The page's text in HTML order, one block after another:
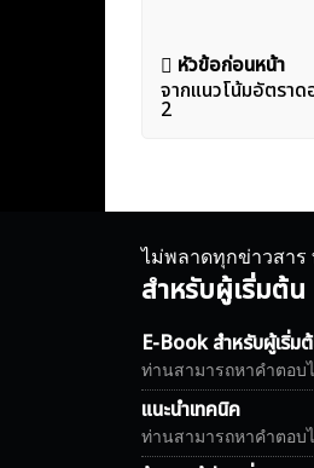
แนะแนว
เรื่อง
หัวข้อก่อนหน้า
จากแนวโน้มอัตราด
2
ไม่พลาดทุกข่าวสาร
สำหรับผู้เริ่มต้น
E-Book สำหรับผู้เริ่ม
ท่านสามารถหาคำตอบ
แนะนำเทคนิค
ท่านสามารถหาคำตอบ